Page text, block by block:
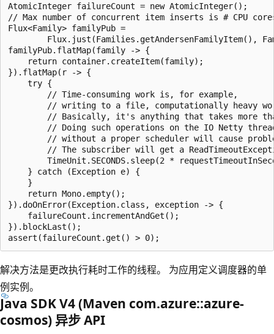
AtomicInteger failureCount = new AtomicInteger();
// Max number of concurrent item inserts is # CPU
Flux<Family> familyPub =
Flux.just(Families.getAndersenFamilyItem(),
familyPub.flatMap(family -> {
    return container.createItem(family);
}).flatMap(r -> {
    try {
        // Time-consuming work is, for example,
// writing to a file, computationally heavy
// Basically, it's anything that takes more
// Doing such operations on the IO Netty
// without a proper scheduler will cause
// The subscriber will get a
TimeUnit.SECONDS.sleep(2 *
    } catch (Exception e) {
    }
    return Mono.empty();
}).doOnError(Exception.class, exception -> {
    failureCount.incrementAndGet();
}).blockLast();
解决方法是更改执行耗时工作的线程。 为应用定义调度器的单
例实例。
Java SDK V4 (Maven com.azure::azure-
cosmos) 异步 API